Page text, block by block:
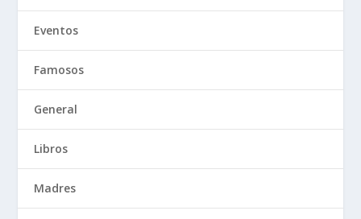
Eventos
Famosos
General
Libros
Madres